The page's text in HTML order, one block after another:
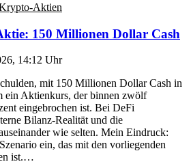
Aktien
150 Millionen Dollar Cash
14:12 Uhr
mit 150 Millionen Dollar Cash in
ein Aktienkurs, der binnen zwölf
eingebrochen ist. Bei DeFi
Bilanz-Realität und die
wie selten. Mein Eindruck:
ein, das mit den vorliegenden
ist.…